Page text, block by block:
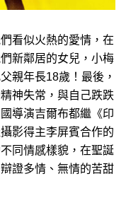
看似火熱的愛情，在
新鄰居的女兒，小梅
親年長18歲！最後，
神失常，與自己跌跌
導演吉爾布都繼《印
影得主李屏賓合作的
同情感樣貌，在聖誕
證多情、無情的苦甜